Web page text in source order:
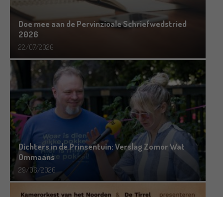
Doe mee aan de Pervinzioale Schriefwedstried
2026
22/07/2026
Dichters in de Prinsentuin: Verslag Zomor Wat
Ommaans
29/06/2026